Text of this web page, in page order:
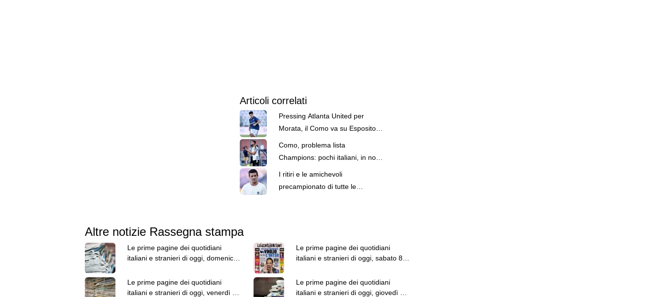
Articoli correlati
Pressing Atlanta United per
Morata, il Como va su Esposito:
si studia una contropartita
Como, problema lista
Champions: pochi italiani, in nove
I ritiri e le amichevoli
precampionato di tutte le
Altre notizie Rassegna stampa
Le prime pagine dei quotidiani
italiani e stranieri di oggi, domenica
Le prime pagine dei quotidiani
italiani e stranieri di oggi, sabato 8
Le prime pagine dei quotidiani
italiani e stranieri di oggi, venerdì 7
Le prime pagine dei quotidiani
italiani e stranieri di oggi, giovedì 6